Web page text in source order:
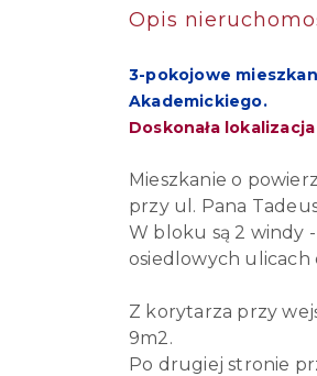
Opis
3-pokojowe
Akademickiego.
Doskonała
Mieszkanie o
przy ul. Pana
W bloku są 2 windy
osiedlowych ulicach
Z korytarza przy
9m2.
Po drugiej stronie